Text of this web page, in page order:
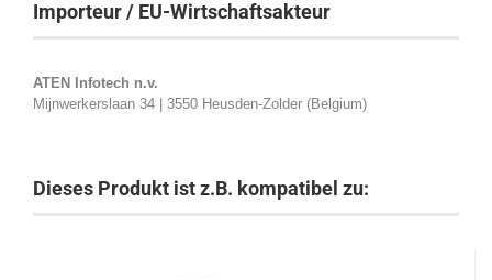
Importeur / EU-Wirtschaftsakteur
ATEN Infotech n.v.
Mijnwerkerslaan 34 | 3550 Heusden-Zolder (Belgium)
Dieses Produkt ist z.B. kompatibel zu: